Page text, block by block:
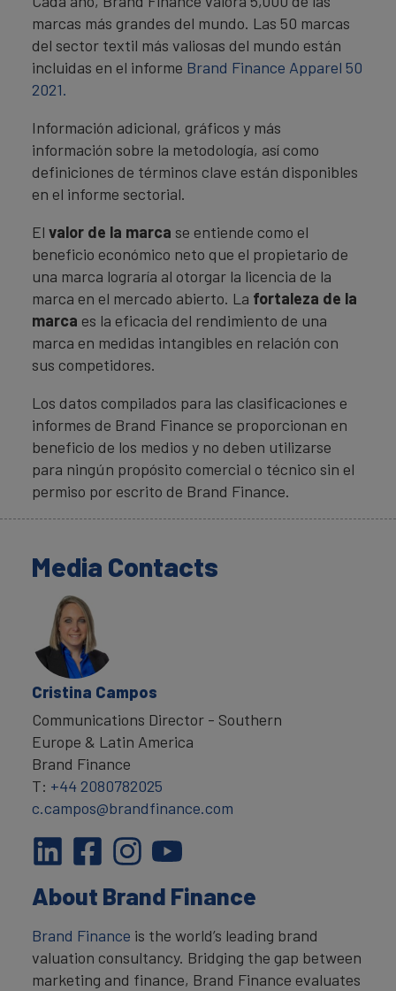
marcas más grandes del mundo. Las 50 marcas
del sector textil más valiosas del mundo están
incluidas en el informe Brand Finance Apparel 50
2021.
Información adicional, gráficos y más
información sobre la metodología, así como
definiciones de términos clave están disponibles
en el informe sectorial.
El valor de la marca se entiende como el
beneficio económico neto que el propietario de
una marca lograría al otorgar la licencia de la
marca en el mercado abierto. La fortaleza de la
marca es la eficacia del rendimiento de una
marca en medidas intangibles en relación con
sus competidores.
Los datos compilados para las clasificaciones e
informes de Brand Finance se proporcionan en
beneficio de los medios y no deben utilizarse
para ningún propósito comercial o técnico sin el
permiso por escrito de Brand Finance.
Media Contacts
Cristina Campos
Communications Director - Southern
Europe & Latin America
Brand Finance
T: +44 2080782025
c.campos@brandfinance.com
About Brand Finance
Brand Finance is the world’s leading brand
valuation consultancy. Bridging the gap between
marketing and finance, Brand Finance evaluates